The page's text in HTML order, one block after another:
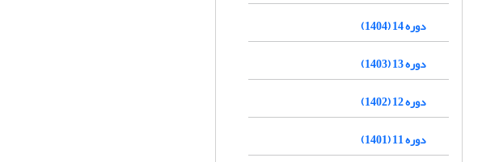
دوره 14 (1404)
دوره 13 (1403)
دوره 12 (1402)
دوره 11 (1401)